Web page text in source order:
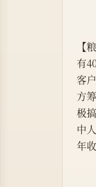
【
有
客
方
极
中
年